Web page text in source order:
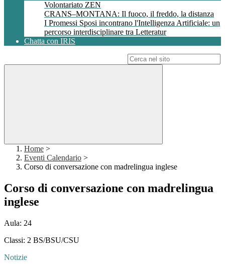
Volontariato ZEN
CRANS–MONTANA: Il fuoco, il freddo, la distanza
I Promessi Sposi incontrano l'Intelligenza Artificiale: un
percorso interdisciplinare tra Letteratur
Chatta con IRIS
Home >
Eventi Calendario >
Corso di conversazione con madrelingua inglese
Corso di conversazione con madrelingua
inglese
Aula: 24
Classi: 2 BS/BSU/CSU
Notizie